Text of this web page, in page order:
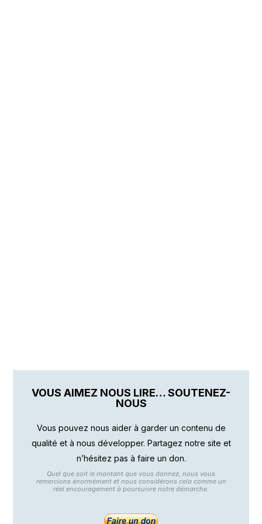
VOUS AIMEZ NOUS LIRE… SOUTENEZ-
NOUS
Vous pouvez nous aider à garder un contenu de
qualité et à nous développer. Partagez notre site et
n’hésitez pas à faire un don.
Quel que soit le montant que vous donnez, nous vous
remercions énormément et nous considérons cela comme un
réel encouragement à poursuivre notre démarche.